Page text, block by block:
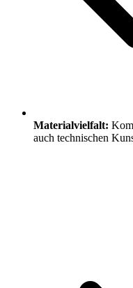
Materialvielfalt:
auch technischen